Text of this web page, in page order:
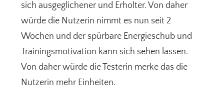
sich ausgeglichener und Erholter. Von daher
würde die Nutzerin nimmt es nun seit 2
Wochen und der spürbare Energieschub und
Trainingsmotivation kann sich sehen lassen.
Von daher würde die Testerin merke das die
Nutzerin mehr Einheiten.